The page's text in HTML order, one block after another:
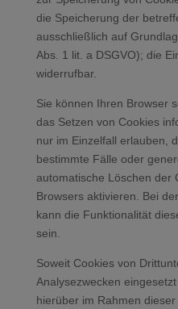
die Speicherung der
ausschließlich auf
Abs. 1 lit. a DSGVO); die
widerrufbar.
Sie können Ihren Browser
das Setzen von Cookies
nur im Einzelfall erlauben,
bestimmte Fälle oder
automatische Löschen der
Browsers aktivieren. Bei
kann die Funktionalität
sein.
Soweit Cookies von
Analysezwecken
hierüber im Rahmen